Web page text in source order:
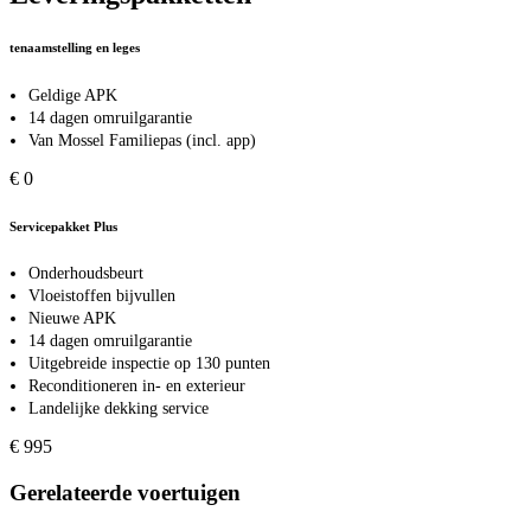
tenaamstelling en leges
Geldige APK
14 dagen omruilgarantie
Van Mossel Familiepas (incl. app)
€ 0
Servicepakket Plus
Onderhoudsbeurt
Vloeistoffen bijvullen
Nieuwe APK
14 dagen omruilgarantie
Uitgebreide inspectie op 130 punten
Reconditioneren in- en exterieur
Landelijke dekking service
€ 995
Gerelateerde voertuigen